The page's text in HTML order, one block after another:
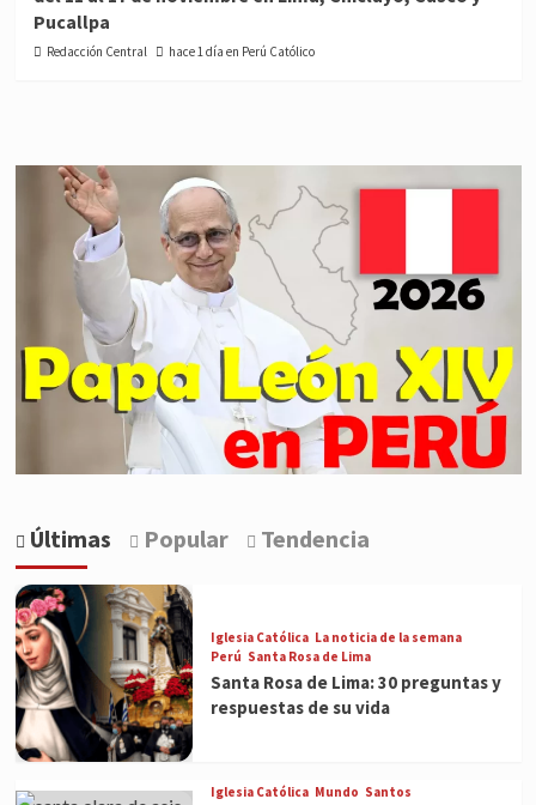
Pucallpa
Redacción Central hace 1 día en Perú Católico
Últimas Popular Tendencia
Iglesia Católica La noticia de la semana
Perú Santa Rosa de Lima
Santa Rosa de Lima: 30 preguntas y
respuestas de su vida
Iglesia Católica Mundo Santos